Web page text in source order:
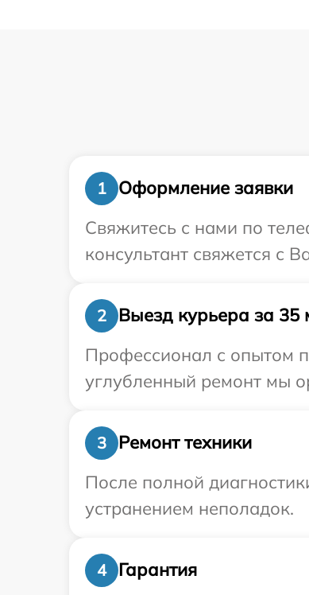
1
Оформление заявки
Свяжитесь с нами по
консультант свяжется с
2
Выезд курьера за 35
Профессионал с опытом
углубленный ремонт мы
3
Ремонт техники
После полной
устранением неполадок.
4
Гарантия